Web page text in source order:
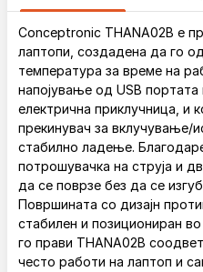
Conceptronic THANA02B е
лаптопи, создадена да го
температура за време на
напојување од USB
електрична приклучница, и
прекинувач за вклучување/
стабилно ладење.
потрошувачка на струја и
да се поврзе без да се
Површината со дизајн
стабилен и позициониран
го прави THANA02B
често работи на лаптоп и